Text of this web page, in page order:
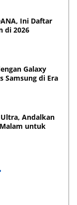
Ini Daftar
di 2026
Galaxy
Samsung di Era
Ultra, Andalkan
untuk